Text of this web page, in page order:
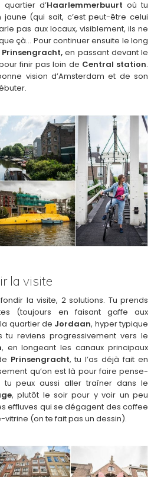
d’Haarlemmerbuurt où tu
(qui sait, c’est peut-être celui
pas aux locaux, visiblement, ils ne
çà… Pour continuer ensuite le long
Prinsengracht,en passant devant le
finir pas loin de Central station.
vision d’Amsterdam et de son
la visite
la visite, 2 solutions. Tu prends
(toujours en faisant gaffe aux
quartier de Jordaan, hyper typique
tu reviens progressivement vers le
, en longeant les canaux principaux
Prinsengracht, tu l’as déjà fait en
qu’on est là pour faire pense-
tu peux aussi aller traîner dans le
, plutôt le soir pour y voir un peu
effluves qui se dégagent des coffee
(on te fait pas un dessin).